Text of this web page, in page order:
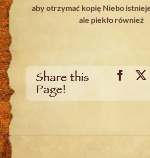
aby otrzymać kopię Niebo
ale piekło również
Share this
Page!